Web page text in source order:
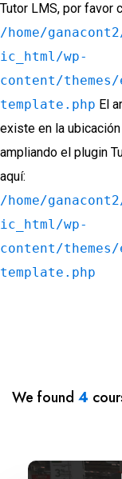
Tutor LMS, por favor
/home/
ic_html/wp-
content/
template.php El
existe en la
ampliando el plugin
aquí:
/home/
ic_html/wp-
content/
template.php
We found 4